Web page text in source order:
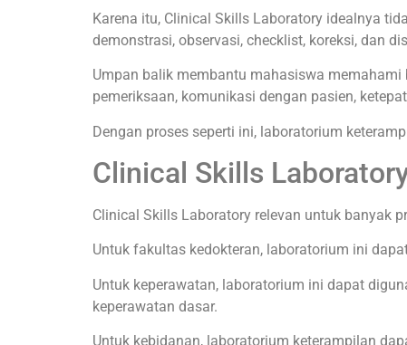
Karena itu, Clinical Skills Laboratory idealnya
demonstrasi, observasi, checklist, koreksi, dan
Umpan balik membantu mahasiswa
pemeriksaan, komunikasi dengan pasien,
Dengan proses seperti ini, laboratorium
Clinical Skills
Clinical Skills Laboratory relevan untuk banyak
Untuk fakultas kedokteran, laboratorium ini
Untuk keperawatan, laboratorium ini dapat
keperawatan dasar.
Untuk kebidanan, laboratorium keterampilan